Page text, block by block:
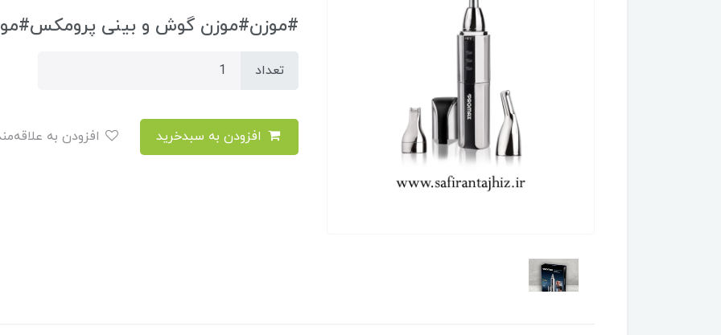
#موزن#موزن گوش و بینی پرومکس#موزن
تعداد